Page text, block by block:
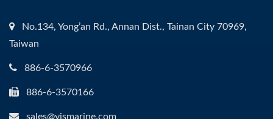
No.134, Yong’an Rd., Annan Dist., Tainan City 70969,
Taiwan
886-6-3570966
886-6-3570166
sales@yismarine.com